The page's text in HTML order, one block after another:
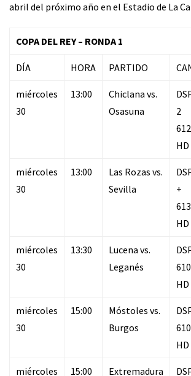
abril del próximo año en el Estadio de La
COPA DEL REY – RONDA 1
DÍA HORA PARTIDO
miércoles
30
13:00
Chiclana vs.
Osasuna
2
HD
miércoles
30
13:00
Las Rozas vs.
Sevilla
+
HD
miércoles
30
13:30
Lucena vs.
Leganés
HD
miércoles
30
15:00
Móstoles vs.
Burgos
HD
miércoles
15:00
Extremadura